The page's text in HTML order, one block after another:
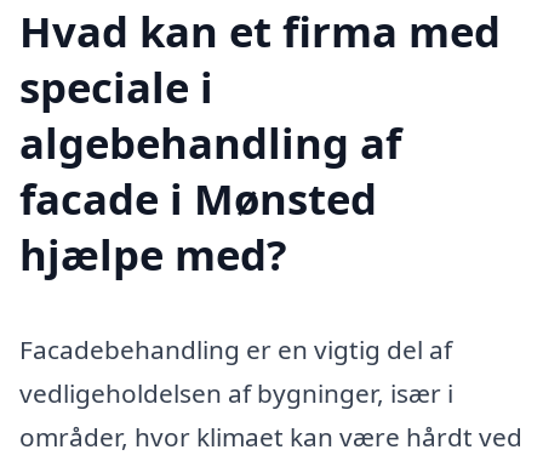
Hvad kan et firma med
speciale i
algebehandling af
facade i Mønsted
hjælpe med?
Facadebehandling er en vigtig del af
vedligeholdelsen af bygninger, især i
områder, hvor klimaet kan være hårdt ved